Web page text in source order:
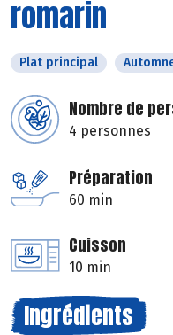
romarin
Plat principal
Nombre de
4 personnes
Préparation
60 min
Cuisson
10 min
Ingrédients